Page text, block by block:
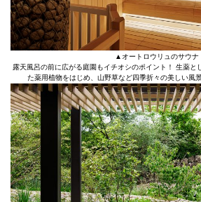
▲オートロウリュのサウナ
露天風呂の前に広がる庭園もイチオシのポイント！ 生薬と
た薬用植物をはじめ、山野草など四季折々の美しい風